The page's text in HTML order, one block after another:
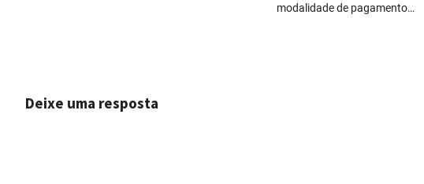
modalidade de pagamento…
Deixe uma resposta